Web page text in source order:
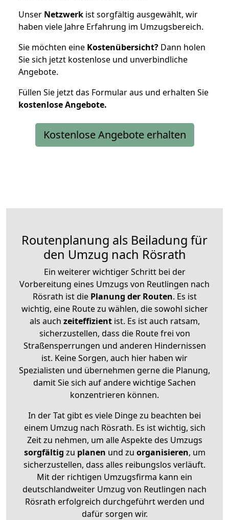
Unser Netzwerk ist sorgfältig ausgewählt, wir
haben viele Jahre Erfahrung im Umzugsbereich.
Sie möchten eine Kostenübersicht? Dann holen
Sie sich jetzt kostenlose und unverbindliche
Angebote.
Füllen Sie jetzt das Formular aus und erhalten Sie
kostenloseAngebote.
Kostenlose Angebote erhalten
Routenplanung als Beiladung für
den Umzug nach Rösrath
Ein weiterer wichtiger Schritt bei der
Vorbereitung eines Umzugs von Reutlingen nach
Rösrath ist diePlanung der Routen. Es ist
wichtig, eine Route zu wählen, die sowohl sicher
als auch zeiteffizientist. Es ist auch ratsam,
sicherzustellen, dass die Route frei von
Straßensperrungen und anderen Hindernissen
ist. Keine Sorgen, auch hier haben wir
Spezialisten und übernehmen gerne die Planung,
damit Sie sich auf andere wichtige Sachen
konzentrieren können.
In der Tat gibt es viele Dinge zu beachten bei
einem Umzug nach Rösrath. Es ist wichtig, sich
Zeit zu nehmen, um alle Aspekte des Umzugs
sorgfältig zu planen und zu organisieren, um
sicherzustellen, dass alles reibungslos verläuft.
Mit der richtigen Umzugsfirma kann ein
deutschlandweiter Umzug von Reutlingen nach
Rösrath erfolgreich durchgeführt werden und
dafür sorgen wir.